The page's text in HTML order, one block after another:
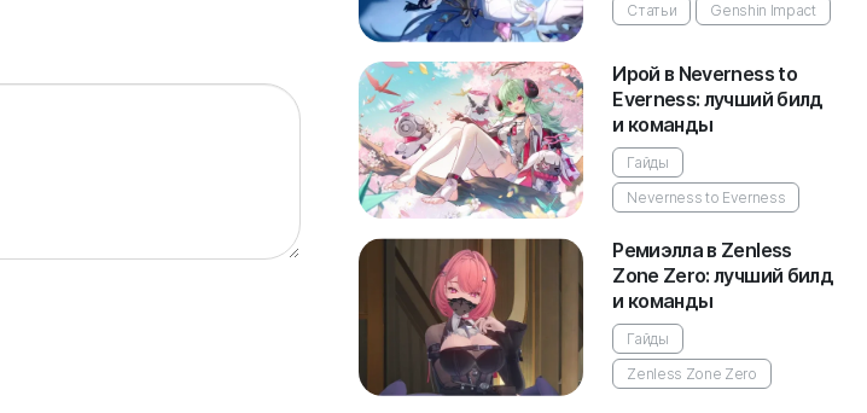
Статьи Genshin Impact
Ирой в Neverness to
Everness: лучший билд
и команды
Гайды
Neverness to Everness
Ремиэлла в Zenless
Zone Zero: лучший билд
и команды
Гайды
Zenless Zone Zero